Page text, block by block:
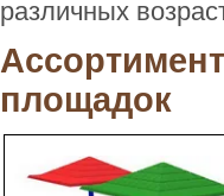
различных
площадок